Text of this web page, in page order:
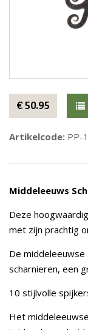
€ 50.95
Artikelcode: PP-
Middeleeuws
Deze
met zijn prachtig
De
scharnieren, een
10 stijlvolle
Het